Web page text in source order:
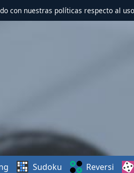
con nuestras políticas respecto al
Sudoku Reversi